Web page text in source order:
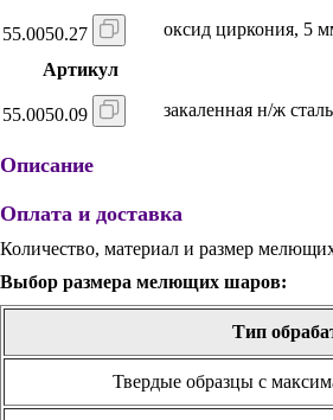
55.0050.27 оксид циркония, 5
Артикул
55.0050.09 закаленная н/ж
Описание
Оплата и доставка
Количество, материал и размер
Выбор размера мелющих шаров:
Тип
Твердые образцы с